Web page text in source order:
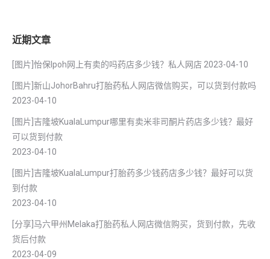
近期文章
[图片]怡保lpoh网上有卖的吗药店多少钱？私人网店 2023-04-10
[图片]新山JohorBahru打胎药私人网店微信购买，可以货到付款吗
2023-04-10
[图片]吉隆坡KualaLumpur哪里有卖米非司酮片药店多少钱？最好
可以货到付款
2023-04-10
[图片]吉隆坡KualaLumpur打胎药多少钱药店多少钱？最好可以货
到付款
2023-04-10
[分享]马六甲州Melaka打胎药私人网店微信购买，货到付款，先收
货后付款
2023-04-09